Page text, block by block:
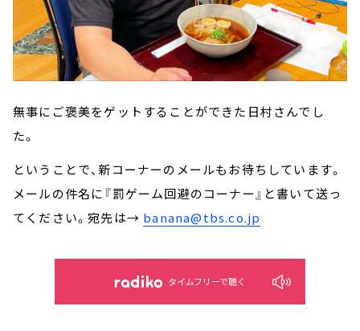
無事にご褒美をゲットすることができた日村さんでし
た。
ということで、新コーナーのメールもお待ちしています。
メールの件名に『罰ゲーム回避のコーナー』と書いて送っ
てください。宛先は→ banana@tbs.co.jp
タイムフリーで聴く